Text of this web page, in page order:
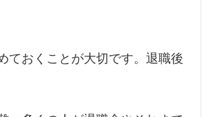
ておくことが大切です。退職後